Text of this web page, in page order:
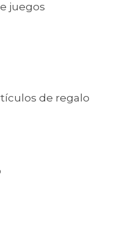
juegos
de regalo